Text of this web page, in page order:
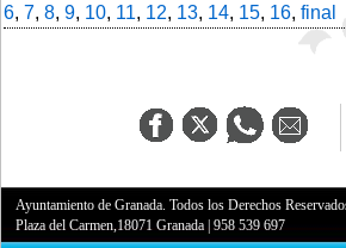
6, 7, 8, 9, 10, 11, 12, 13, 14, 15, 16, final
Ayuntamiento de Granada. Todos los Derechos
Plaza del Carmen,18071 Granada |958 539 697